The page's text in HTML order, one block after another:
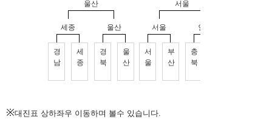
※대진표 상하좌우 이동하며 볼수 있습니다.